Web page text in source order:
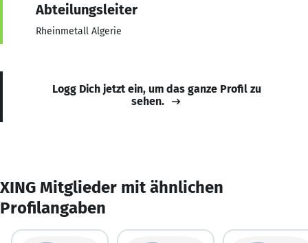
Abteilungsleiter
Rheinmetall Algerie
Logg Dich jetzt ein, um das ganze Profil zu
sehen.
XING Mitglieder mit ähnlichen
Profilangaben